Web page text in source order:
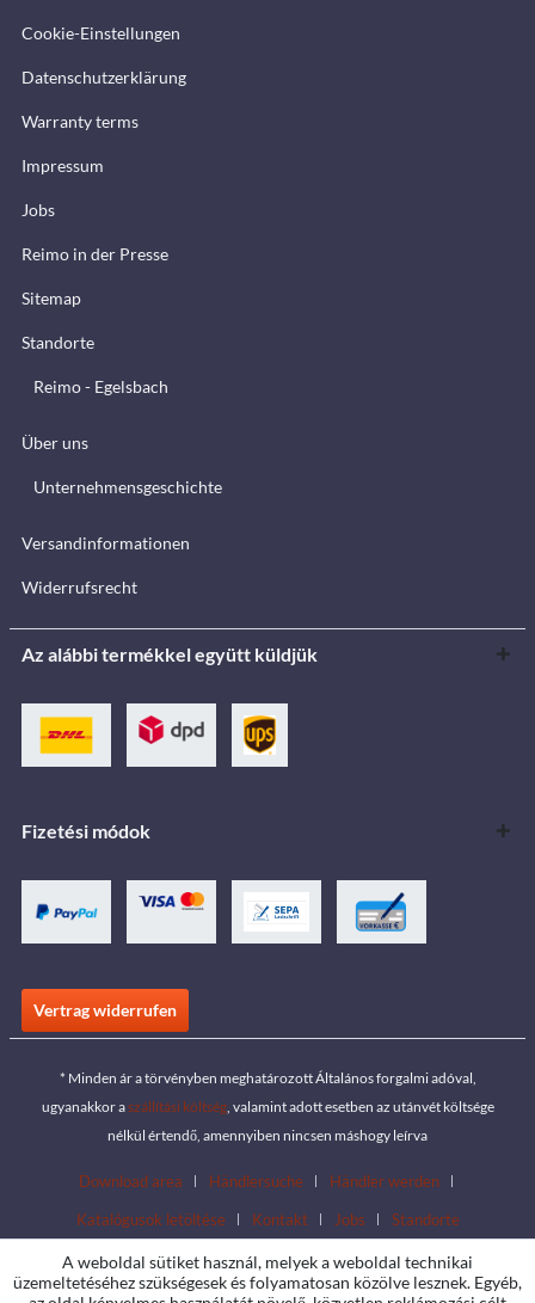
Cookie-Einstellungen
Datenschutzerklärung
Warranty terms
Impressum
Jobs
Reimo in der Presse
Sitemap
Standorte
Reimo - Egelsbach
Über uns
Unternehmensgeschichte
Versandinformationen
Widerrufsrecht
Az alábbi termékkel együtt küldjük
Fizetési módok
Vertrag widerrufen
* Minden ár a törvényben meghatározott Általános forgalmi adóval,
ugyanakkor aszállítási költség, valamint adott esetben az utánvét költsége
nélkül értendő, amennyiben nincsen máshogy leírva
Download area Händlersuche
Händler werden
Katalógusok letöltése
Kontakt Jobs Standorte
A weboldal sütiket használ, melyek a weboldal technikai
üzemeltetéséhez szükségesek és folyamatosan közölve lesznek. Egyéb,